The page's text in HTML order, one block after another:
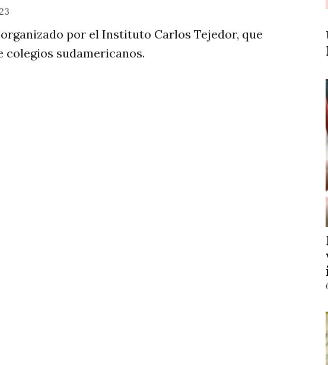
por el Instituto Carlos Tejedor, que
colegios sudamericanos.